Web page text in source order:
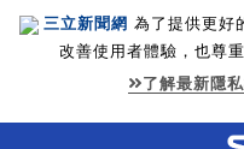
三立新聞網 為了提供更好
改善使用者體驗，也尊
了解最新隱